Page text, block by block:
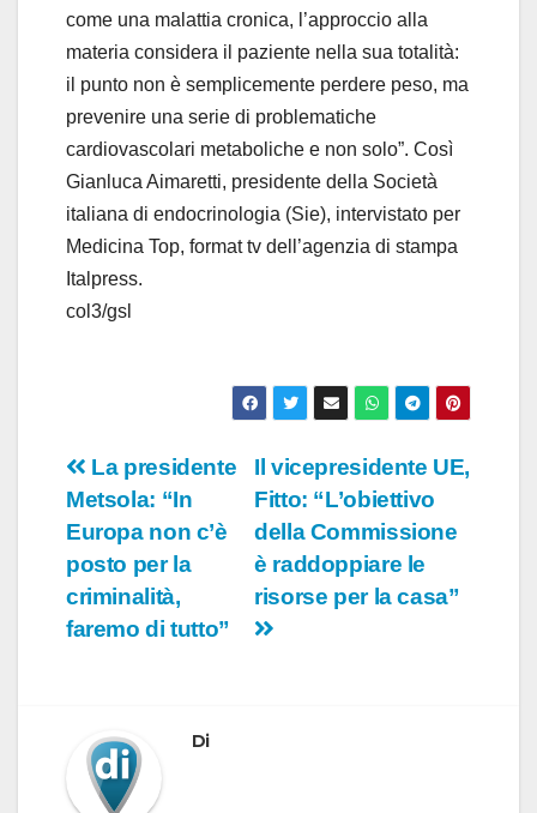
i
d
e
o
come una malattia cronica, l’approccio alla
materia considera il paziente nella sua totalità:
il punto non è semplicemente perdere peso, ma
prevenire una serie di problematiche
cardiovascolari metaboliche e non solo”. Così
Gianluca Aimaretti, presidente della Società
italiana di endocrinologia (Sie), intervistato per
Medicina Top, format tv dell’agenzia di stampa
Italpress.
col3/gsl
Navigazione
articoli
Il vicepresidente UE,
Fitto: “L’obiettivo
della Commissione
è raddoppiare le
risorse per la casa”
La presidente
Metsola: “In
Europa non c’è
posto per la
criminalità,
faremo di tutto”
Di